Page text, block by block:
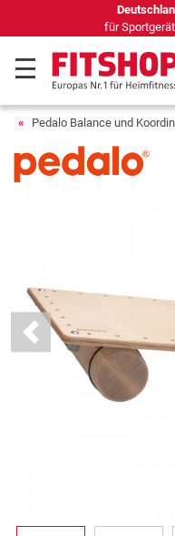
Seit 42
Pedalo Balance und
Previous